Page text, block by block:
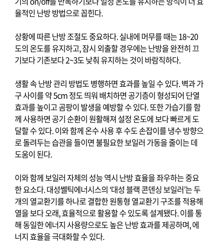
율적인 난방 방법으로 꼽힌다.
상황에 따른 난방 조절도 중요하다.실내에 머무를 때는 18~20
도의 온도를 유지하고,잠시 외출할 경우에는 난방을 완전히 끄
기보다 기존보다2~3도 낮춰 유지하는 것이 바람직하다.
생활 속 난방 관리 방법도 병행하면 효과를 높일 수 있다.벽과 가
구 사이를 약5cm정도 띄워 배치하면 공기층이 형성되어 단열
효과를 높이고 곰팡이 발생을 예방할 수 있다.또한 가습기를 함
께 사용하면 공기 순환이 원활해져 설정 온도에 보다 빠르게 도
달할 수 있다.이와 함께 온수 사용 후 수도 손잡이를 냉수 방향으
로 돌려두는 습관을 들이면 불필요한 보일러 가동을 줄이는 데
도움이 된다.
이와 함께 보일러 자체의 성능 역시 난방 효율을 좌우하는 중요
한 요소다.대성쎌틱에너시스의 ‘대성 블랙 콘덴싱 보일러’는 두
개의 열교환기를 하나로 결합한 원통형 열교환기 구조를 적용해
열을 보다 오래,효율적으로 활용할 수 있도록 설계됐다.이를 통
해 동일한 에너지 사용량으로도 높은 난방 효과를 제공하며,에
너지 효율을 극대화할 수 있다.